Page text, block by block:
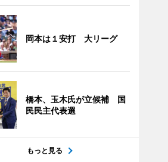
岡本は１安打 大リーグ
橋本、玉木氏が立候補 国
民民主代表選
もっと見る